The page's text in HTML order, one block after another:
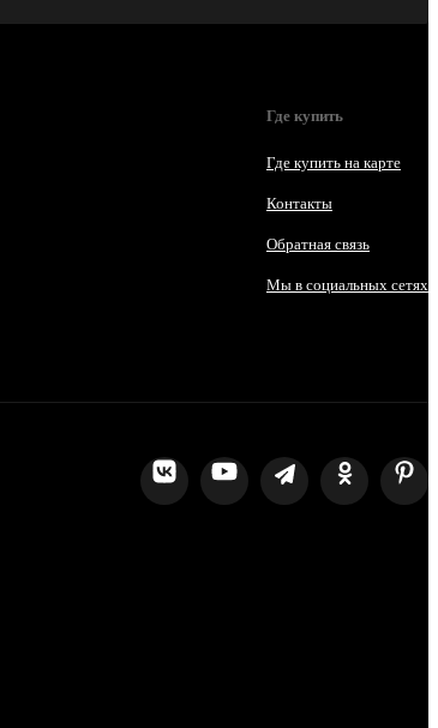
Где купить
Где купить на карте
Контакты
Обратная связь
Мы в социальных сетях